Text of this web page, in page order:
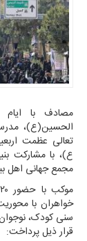
مصادف با ایام
الحسین(ع)،
تعالی عظمت
ع)، با مشارکت
مجمع جهانی اهل بیت- در خیابان ۱۷
سنی کودک،
قرار ذیل پرداخت: